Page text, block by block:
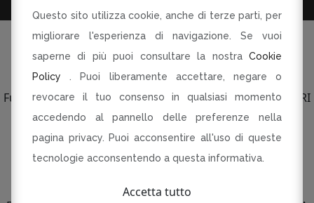
©Tutti i diritti riservati
Fusorari di Dania Botti e C SAS p.le Torti 5 Modena PI CF RI
03134230360
R-INNOVARE PER RI-PARTIRE
Progetto cofinanziato dal Fondo europeo di sviluppo
Bando QUALIFICAZIONE E VALORIZZAZIONE
Questo sito utilizza cookie, anche di terze parti, per
migliorare l'esperienza di navigazione. Se vuoi
saperne di più puoi consultare la nostra Cookie
Policy . Puoi liberamente accettare, negare o
revocare il tuo consenso in qualsiasi momento
accedendo al pannello delle preferenze nella
pagina privacy. Puoi acconsentire all'uso di queste
tecnologie acconsentendo a questa informativa.
Accetta tutto